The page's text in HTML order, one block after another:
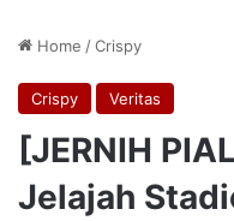
Home /Crispy
Crispy Veritas
[JERNIH
Jelajah